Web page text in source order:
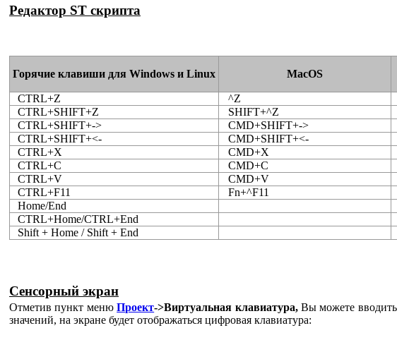
Редактор ST скрипта
Горячие клавиши для Windows и Linux MacOS
CTRL+Z ^Z
CTRL+SHIFT+Z
SHIFT+^Z
CTRL+SHIFT+->
CMD+SHIFT+->
CTRL+SHIFT+<-
CMD+SHIFT+<-
CTRL+X
CMD+X
CTRL+C
CMD+C
CTRL+V
CMD+V
CTRL+F11
Fn+^F11
Home/End
CTRL+Home/CTRL+End
Shift + Home / Shift + End
Сенсорный экран
Отметив пункт менюПроект->Виртуальная клавиатура,Вы можете вводить
значений, на экране будет отображаться цифровая клавиатура: